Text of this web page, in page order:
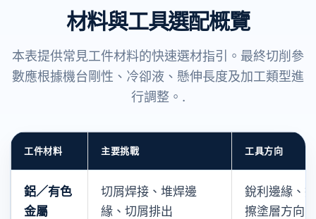
材料與工具選配概覽
本表提供常見工件材料的快速選材指引。最終切削參
數應根據機台剛性、冷卻液、懸伸長度及加工類型進
行調整。.
工件材料 主要挑戰 工具方向
鋁／有色
金屬
切屑焊接、堆焊邊
緣、切屑排出
銳利邊緣、
擦塗層方向